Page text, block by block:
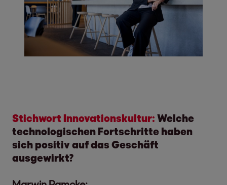
Stichwort Innovationskultur: Welche
technologischen Fortschritte haben
sich positiv auf das Geschäft
ausgewirkt?